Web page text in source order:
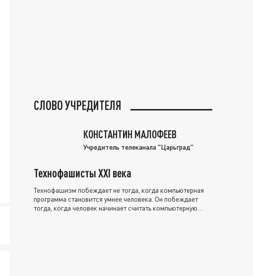
СЛОВО УЧРЕДИТЕЛЯ
КОНСТАНТИН МАЛОФЕЕВ
Учредитель телеканала "Царьград"
Технофашисты XXI века
Технофашизм побеждает не тогда, когда компьютерная
программа становится умнее человека. Он побеждает
тогда, когда человек начинает считать компьютерную